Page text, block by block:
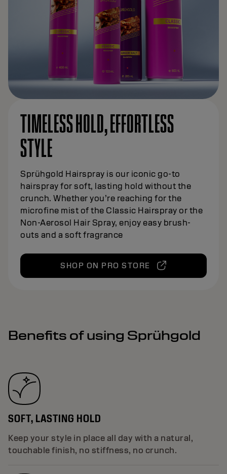
TIMELESS HOLD, EFFORTLESS
STYLE
Sprühgold Hairspray is our iconic go-to
hairspray for soft, lasting hold without the
crunch. Whether you’re reaching for the
microfine mist of the Classic Hairspray or the
Non-Aerosol Hair Spray, enjoy easy brush-
outs and a soft fragrance
SHOP ON PRO STORE
Benefits of using Sprühgold
SOFT, LASTING HOLD
Keep your style in place all day with a natural,
touchable finish, no stiffness, no crunch.